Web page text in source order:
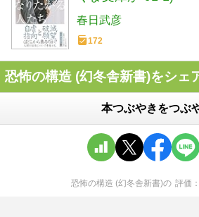
春日武彦
172
恐怖の構造 (幻冬舎新書)をシェ
本つぶやきをつぶ
恐怖の構造 (幻冬舎新書)の 評価